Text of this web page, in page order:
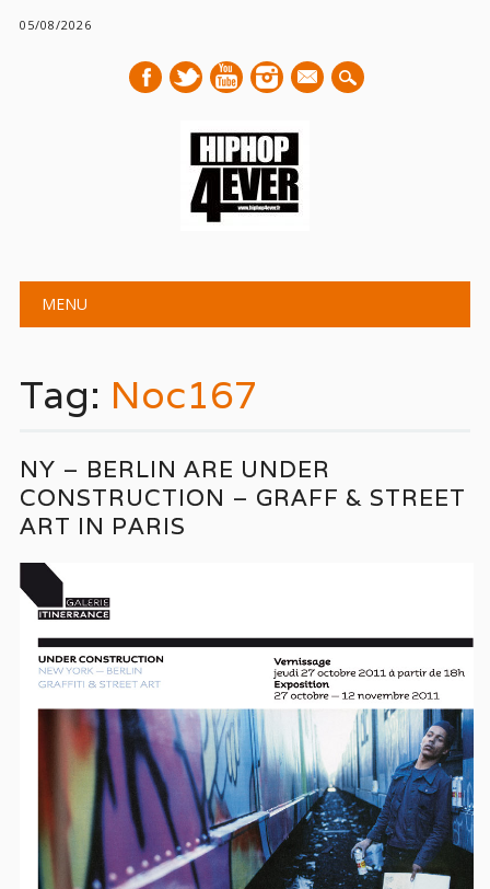
05/08/2026
mail
Main menu
MENU
Tag: Noc167
NY – BERLIN ARE UNDER
CONSTRUCTION – GRAFF & STREET
ART IN PARIS